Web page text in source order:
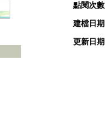
點閱次數
建檔日期
更新日期